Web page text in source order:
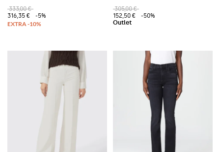
333,00 €
316,35 €
-5%
305,00 €
152,50 €
-50%